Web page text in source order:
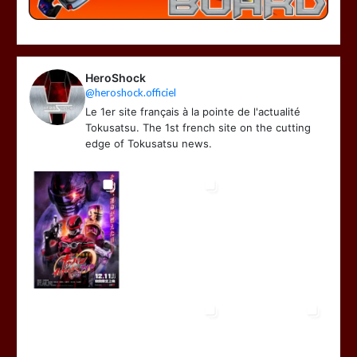
HeroShock
@heroshock.officiel
Le 1er site français à la pointe de l'actualité
Tokusatsu. The 1st french site on the cutting
edge of Tokusatsu news.